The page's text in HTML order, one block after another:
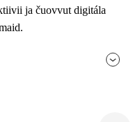
ja čuovvut digitála